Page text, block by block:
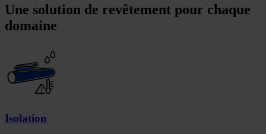
Une solution de revêtement pour chaque
domaine
Isolation